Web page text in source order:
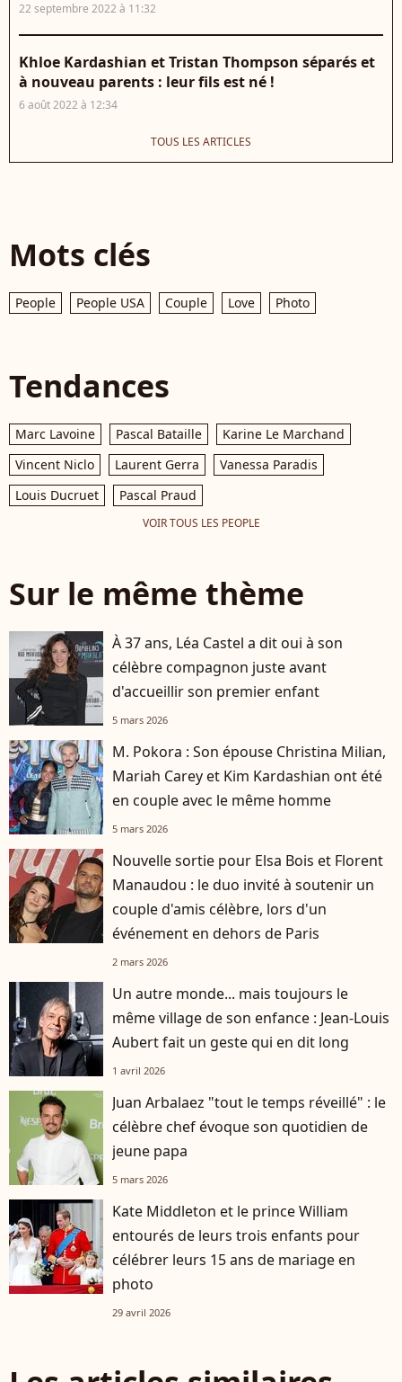
22 septembre 2022 à 11:32
Khloe Kardashian et Tristan Thompson séparés et
à nouveau parents : leur fils est né !
6 août 2022 à 12:34
TOUS LES ARTICLES
Mots clés
People People USA Couple Love Photo
Tendances
Marc Lavoine Pascal Bataille
Karine Le Marchand
Vincent Niclo
Laurent Gerra
Vanessa Paradis
Louis Ducruet
Pascal Praud
VOIR TOUS LES PEOPLE
Sur le même thème
À 37 ans, Léa Castel a dit oui à son
célèbre compagnon juste avant
d'accueillir son premier enfant
5 mars 2026
M. Pokora : Son épouse Christina Milian,
Mariah Carey et Kim Kardashian ont été
en couple avec le même homme
5 mars 2026
Nouvelle sortie pour Elsa Bois et Florent
Manaudou : le duo invité à soutenir un
couple d'amis célèbre, lors d'un
événement en dehors de Paris
2 mars 2026
Un autre monde... mais toujours le
même village de son enfance : Jean-Louis
Aubert fait un geste qui en dit long
1 avril 2026
Juan Arbalaez "tout le temps réveillé" : le
célèbre chef évoque son quotidien de
jeune papa
5 mars 2026
Kate Middleton et le prince William
entourés de leurs trois enfants pour
célébrer leurs 15 ans de mariage en
photo
29 avril 2026